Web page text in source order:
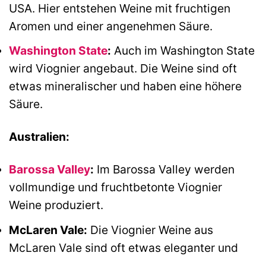
USA. Hier entstehen Weine mit fruchtigen
Aromen und einer angenehmen Säure.
Washington State: Auch im Washington State
wird Viognier angebaut. Die Weine sind oft
etwas mineralischer und haben eine höhere
Säure.
Australien:
Barossa Valley: Im Barossa Valley werden
vollmundige und fruchtbetonte Viognier
Weine produziert.
McLaren Vale: Die Viognier Weine aus
McLaren Vale sind oft etwas eleganter und